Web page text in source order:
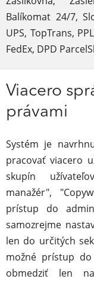
Balíkomat 24/7,
UPS, TopTrans,
FedEx, DPD
Viacero
právami
Systém je
pracovať viacero
skupín
manažér",
prístup do
samozrejme
len do určitých
možné prístup
obmedziť len